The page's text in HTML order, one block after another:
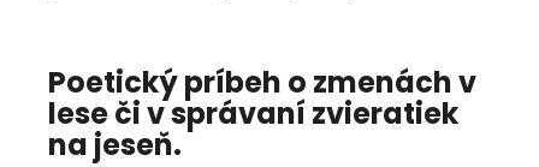
Poetický príbeh o zmenách v
lese či v správaní zvieratiek
na jeseň.